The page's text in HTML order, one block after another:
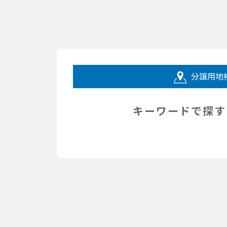
分譲用地
キーワードで探す